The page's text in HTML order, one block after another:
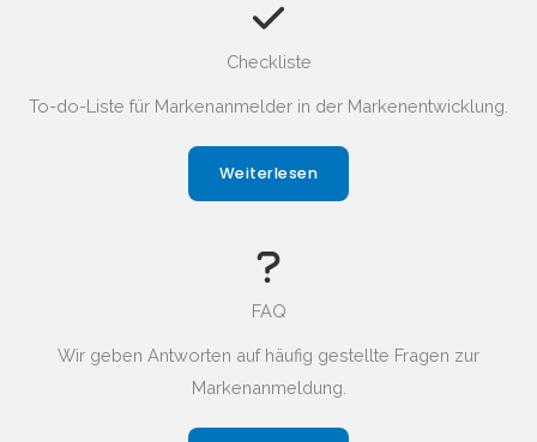
Checkliste
To-do-Liste für Markenanmelder in der Markenentwicklung.
Weiterlesen
FAQ
Wir geben Antworten auf häufig gestellte Fragen zur
Markenanmeldung.